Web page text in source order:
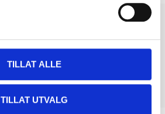
TILLAT ALLE
TILLAT UTVALG